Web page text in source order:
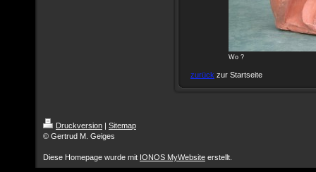
Wo ?
zurück zur Startseite
Druckversion | Sitemap
© Gertrud M. Geiges
Diese Homepage wurde mit IONOS MyWebsite erstellt.